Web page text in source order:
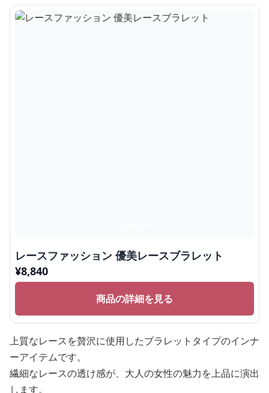
レースファッション 優美レースブラレット
¥8,840
商品の詳細を見る
上質なレースを贅沢に使用したブラレットタイプのインナ
ーアイテムです。
繊細なレースの透け感が、大人の女性の魅力を上品に演出
します。